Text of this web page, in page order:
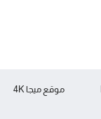
موقع ميجا 4K